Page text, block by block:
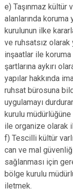
e) Taşınmaz kültür
alanlarında koruma
kurulunun ilke
ve ruhsatsız olarak
inşaatlar ile koruma
şartlarına aykırı
yapılar hakkında
ruhsat bürosuna
uygulamayı
kurulu
ile organize olarak
f) Tescilli kültür
can ve mal
sağlanması için
bölge kurulu
iletmek.